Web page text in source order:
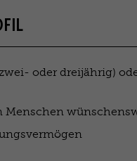
oder dreijährig)
Menschen